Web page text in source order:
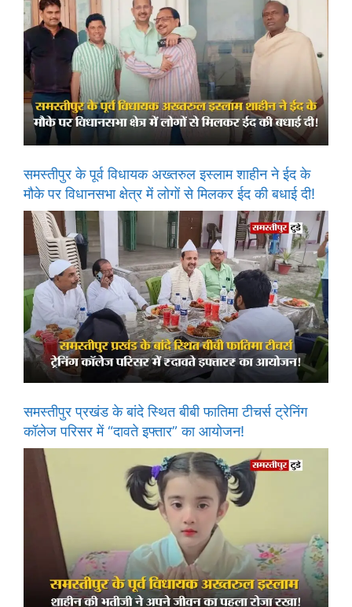
समस्तीपुर के पूर्व विधायक अख्तरुल इस्लाम शाहीन ने ईद के
मौके पर विधानसभा क्षेत्र में लोगों से मिलकर ईद की बधाई दी!
समस्तीपुर प्रखंड के बांदे स्थित बीबी फातिमा टीचर्स ट्रेनिंग
कॉलेज परिसर में “दावते इफ्तार” का आयोजन!